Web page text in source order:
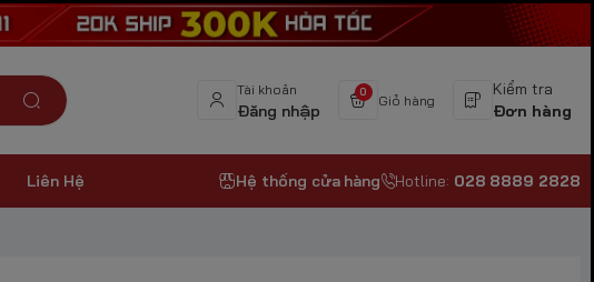
Tài khoản
Đăng nhập
0
Giỏ hàng
Kiểm tra
Đơn hàng
Liên Hệ Hệ thống cửa hàng Hotline: 028 8889 2828